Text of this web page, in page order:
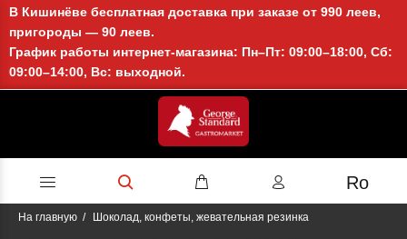
В Кишинёве бесплатная доставка при заказе от 990 леев,
пригороды — 90 леев.
График работы интернет-магазина: Пн–Пт: 09:00–18:00, Сб:
09:00–14:00, Вс: выходной.
Ro
На главную Шоколад, конфеты, жевательная резинка